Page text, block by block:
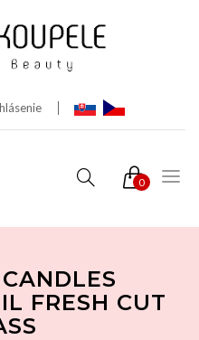
0
FRESH CUT